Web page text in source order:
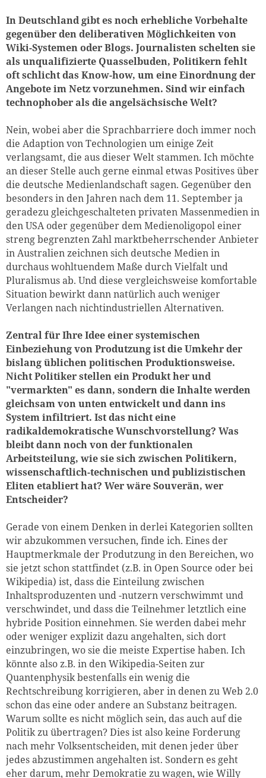
In Deutschland gibt es noch erhebliche Vorbehalte
gegenüber den deliberativen Möglichkeiten von
Wiki-Systemen oder Blogs. Journalisten schelten sie
als unqualifizierte Quasselbuden, Politikern fehlt
oft schlicht das Know-how, um eine Einordnung der
Angebote im Netz vorzunehmen. Sind wir einfach
technophober als die angelsächsische Welt?
Nein, wobei aber die Sprachbarriere doch immer noch
die Adaption von Technologien um einige Zeit
verlangsamt, die aus dieser Welt stammen. Ich möchte
an dieser Stelle auch gerne einmal etwas Positives über
die deutsche Medienlandschaft sagen. Gegenüber den
besonders in den Jahren nach dem 11. September ja
geradezu gleichgeschalteten privaten Massenmedien in
den USA oder gegenüber dem Medienoligopol einer
streng begrenzten Zahl marktbeherrschender Anbieter
in Australien zeichnen sich deutsche Medien in
durchaus wohltuendem Maße durch Vielfalt und
Pluralismus ab. Und diese vergleichsweise komfortable
Situation bewirkt dann natürlich auch weniger
Verlangen nach nichtindustriellen Alternativen.
Zentral für Ihre Idee einer systemischen
Einbeziehung von Produtzung ist die Umkehr der
bislang üblichen politischen Produktionsweise.
Nicht Politiker stellen ein Produkt her und
"vermarkten" es dann, sondern die Inhalte werden
gleichsam von unten entwickelt und dann ins
System infiltriert. Ist das nicht eine
radikaldemokratische Wunschvorstellung? Was
bleibt dann noch von der funktionalen
Arbeitsteilung, wie sie sich zwischen Politikern,
wissenschaftlich-technischen und publizistischen
Eliten etabliert hat? Wer wäre Souverän, wer
Entscheider?
Gerade von einem Denken in derlei Kategorien sollten
wir abzukommen versuchen, finde ich. Eines der
Hauptmerkmale der Produtzung in den Bereichen, wo
sie jetzt schon stattfindet (z.B. in Open Source oder bei
Wikipedia) ist, dass die Einteilung zwischen
Inhaltsproduzenten und -nutzern verschwimmt und
verschwindet, und dass die Teilnehmer letztlich eine
hybride Position einnehmen. Sie werden dabei mehr
oder weniger explizit dazu angehalten, sich dort
einzubringen, wo sie die meiste Expertise haben. Ich
könnte also z.B. in den Wikipedia-Seiten zur
Quantenphysik bestenfalls ein wenig die
Rechtschreibung korrigieren, aber in denen zu Web 2.0
schon das eine oder andere an Substanz beitragen.
Warum sollte es nicht möglich sein, das auch auf die
Politik zu übertragen? Dies ist also keine Forderung
nach mehr Volksentscheiden, mit denen jeder über
jedes abzustimmen angehalten ist. Sondern es geht
eher darum, mehr Demokratie zu wagen, wie Willy